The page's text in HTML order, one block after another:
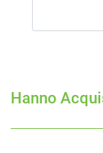
Hanno